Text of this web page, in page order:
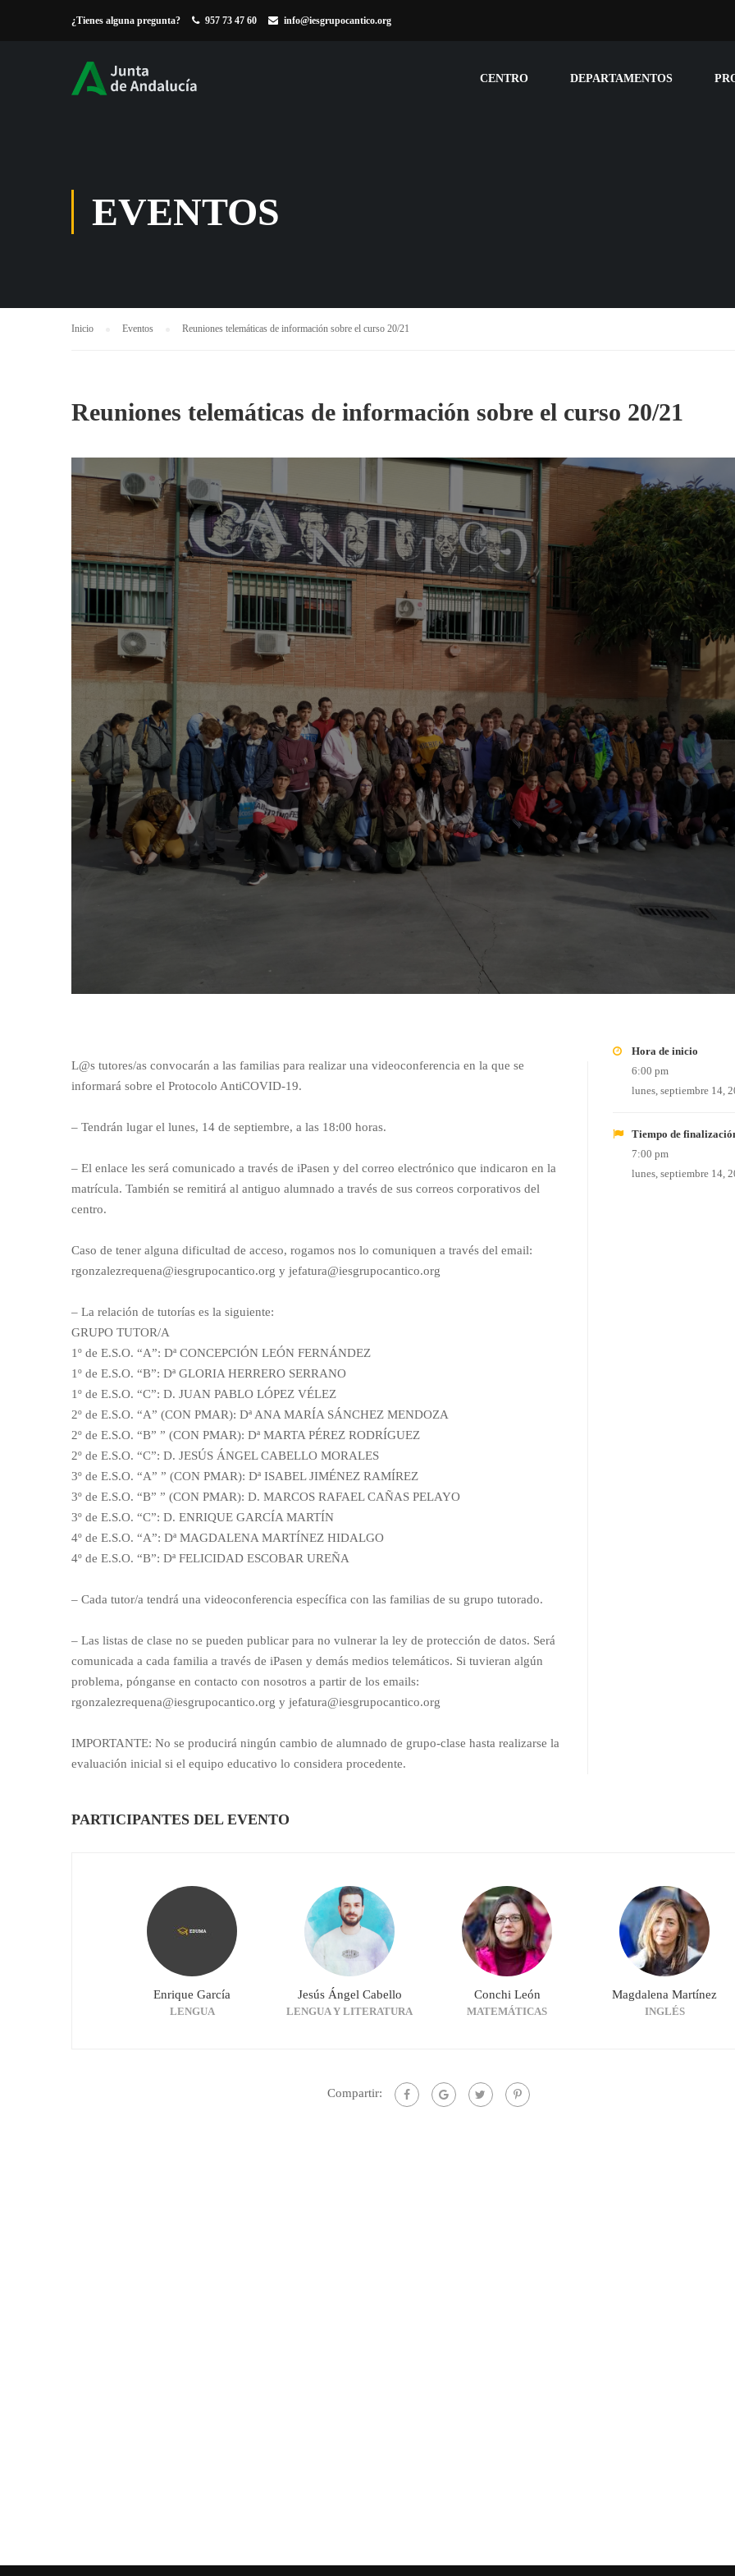
¿Tienes alguna pregunta? 957 73 47 60 info@iesgrupocantico.org
CENTRO DEPARTAMENTOS
EVENTOS
Inicio Eventos Reuniones telemáticas de información sobre el curso 20/21
Reuniones telemáticas de información sobre el curso 20/21
L@s tutores/as convocarán a las familias para realizar una videoconferencia en la que se
informará sobre el Protocolo AntiCOVID-19.
– Tendrán lugar el lunes, 14 de septiembre, a las 18:00 horas.
– El enlace les será comunicado a través de iPasen y del correo electrónico que indicaron en la
matrícula. También se remitirá al antiguo alumnado a través de sus correos corporativos del
centro.
Caso de tener alguna dificultad de acceso, rogamos nos lo comuniquen a través del email:
rgonzalezrequena@iesgrupocantico.org y jefatura@iesgrupocantico.org
– La relación de tutorías es la siguiente:
GRUPO TUTOR/A
1º de E.S.O. “A”: Dª CONCEPCIÓN LEÓN FERNÁNDEZ
1º de E.S.O. “B”: Dª GLORIA HERRERO SERRANO
1º de E.S.O. “C”: D. JUAN PABLO LÓPEZ VÉLEZ
2º de E.S.O. “A” (CON PMAR): Dª ANA MARÍA SÁNCHEZ MENDOZA
2º de E.S.O. “B” ” (CON PMAR): Dª MARTA PÉREZ RODRÍGUEZ
2º de E.S.O. “C”: D. JESÚS ÁNGEL CABELLO MORALES
3º de E.S.O. “A” ” (CON PMAR): Dª ISABEL JIMÉNEZ RAMÍREZ
3º de E.S.O. “B” ” (CON PMAR): D. MARCOS RAFAEL CAÑAS PELAYO
3º de E.S.O. “C”: D. ENRIQUE GARCÍA MARTÍN
4º de E.S.O. “A”: Dª MAGDALENA MARTÍNEZ HIDALGO
4º de E.S.O. “B”: Dª FELICIDAD ESCOBAR UREÑA
– Cada tutor/a tendrá una videoconferencia específica con las familias de su grupo tutorado.
– Las listas de clase no se pueden publicar para no vulnerar la ley de protección de datos. Será
comunicada a cada familia a través de iPasen y demás medios telemáticos. Si tuvieran algún
problema, pónganse en contacto con nosotros a partir de los emails:
rgonzalezrequena@iesgrupocantico.org y jefatura@iesgrupocantico.org
IMPORTANTE: No se producirá ningún cambio de alumnado de grupo-clase hasta realizarse la
evaluación inicial si el equipo educativo lo considera procedente.
Hora de inicio
6:00 pm
lunes, septiembre 14,
Tiempo de
7:00 pm
lunes, septiembre 14,
PARTICIPANTES DEL EVENTO
Enrique García
LENGUA
Jesús Ángel Cabello
LENGUA Y LITERATURA
Conchi León
MATEMÁTICAS
Magdalena Martínez
INGLÉS
Compartir: